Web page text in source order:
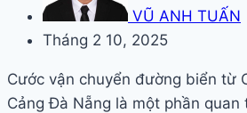
VŨ ANH TUẤN
Tháng 2 10, 2025
Cước vận chuyển đường biển từ
Cảng Đà Nẵng là một phần quan